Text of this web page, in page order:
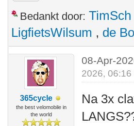
Bedankt door: TimSch
LigfietsWilsum , de
365cycle
the best velomobile in
the world
08-Apr-
2026, 06:16
Na 3x